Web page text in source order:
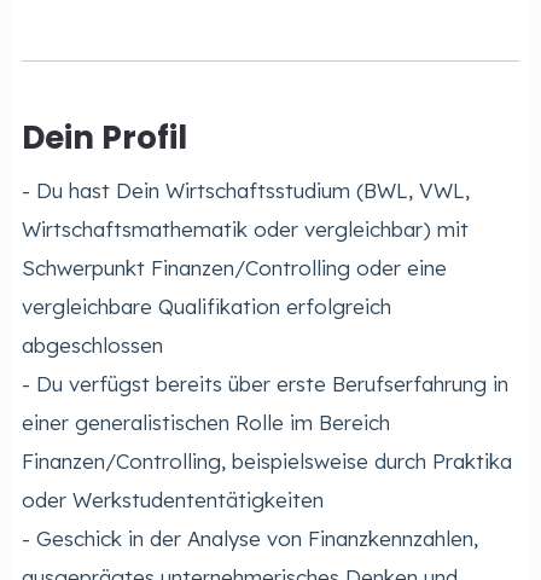
Dein Profil
- Du hast Dein Wirtschaftsstudium (BWL, VWL,
Wirtschaftsmathematik oder vergleichbar) mit
Schwerpunkt Finanzen/Controlling oder eine
vergleichbare Qualifikation erfolgreich
abgeschlossen
- Du verfügst bereits über erste Berufserfahrung in
einer generalistischen Rolle im Bereich
Finanzen/Controlling, beispielsweise durch Praktika
oder Werkstudententätigkeiten
- Geschick in der Analyse von Finanzkennzahlen,